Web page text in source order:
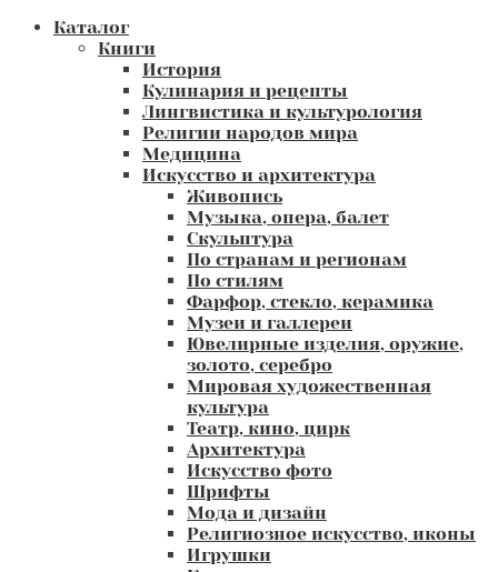
Каталог
Книги
История
Кулинария и рецепты
Лингвистика и культурология
Религии народов мира
Медицина
Искусство и архитектура
Живопись
Музыка, опера, балет
Скульптура
По странам и регионам
По стилям
Фарфор, стекло, керамика
Музеи и галлереи
Ювелирные изделия, оружие,
золото, серебро
Мировая художественная
культура
Театр, кино, цирк
Архитектура
Искусство фото
Шрифты
Мода и дизайн
Религиозное искусство, иконы
Игрушки